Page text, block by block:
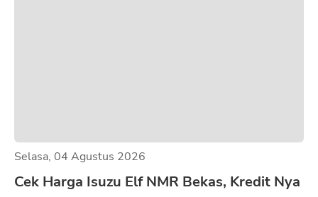
Selasa, 04 Agustus 2026
Cek Harga Isuzu Elf NMR Bekas, Kredit Nya